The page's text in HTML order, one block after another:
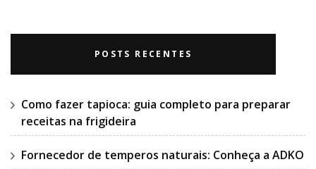
POSTS RECENTES
Como fazer tapioca: guia completo para preparar
receitas na frigideira
Fornecedor de temperos naturais: Conheça a ADKO